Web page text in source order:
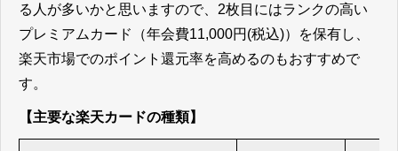
る人が多いかと思いますので、2枚目にはランクの高い
プレミアムカード（年会費11,000円(税込)）を保有し、
楽天市場でのポイント還元率を高めるのもおすすめで
す。
【主要な楽天カードの種類】